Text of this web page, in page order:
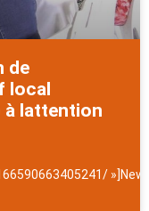
de
local
à lattention